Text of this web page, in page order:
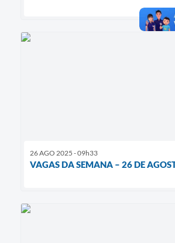
26 AGO 2025 - 09h33
VAGAS DA SEMANA – 26 DE